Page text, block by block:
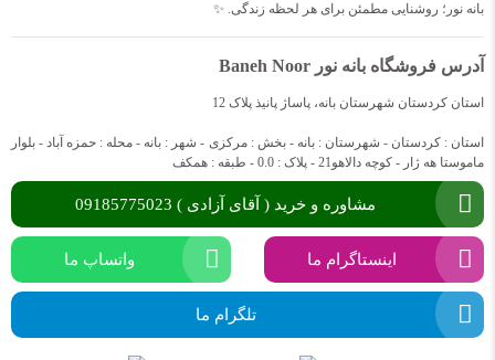
بانه نور؛ روشنایی مطمئن برای هر لحظه زندگی. ✨
آدرس فروشگاه بانه نور Baneh Noor
استان کردستان شهرستان بانه، پاساژ پانیذ پلاک 12
استان : کردستان - شهرستان : بانه - بخش : مرکزی - شهر : بانه - محله : حمزه آباد - بلوار
ماموستا هه ژار - کوچه دالاهو21 - پلاک : 0.0 - طبقه : همکف
مشاوره و خرید ( آقای آزادی ) 09185775023
اینستاگرام ما واتساپ ما
تلگرام ما